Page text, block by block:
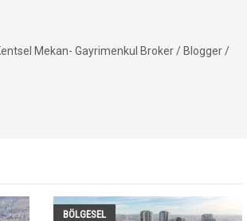
Mekan- Gayrimenkul Broker / Blogger /
BÖLGESEL